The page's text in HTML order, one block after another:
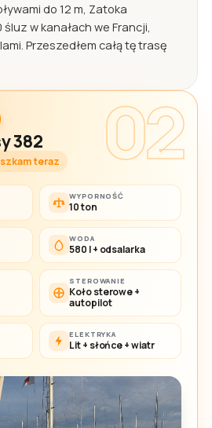
do 12 m, Zatoka
w kanałach we Francji,
Przeszedłem całą tę trasę
02
382
teraz
WYPORNOŚĆ
10 ton
WODA
580 l + odsalarka
STEROWANIE
Koło sterowe +
autopilot
ELEKTRYKA
Lit + słońce + wiatr